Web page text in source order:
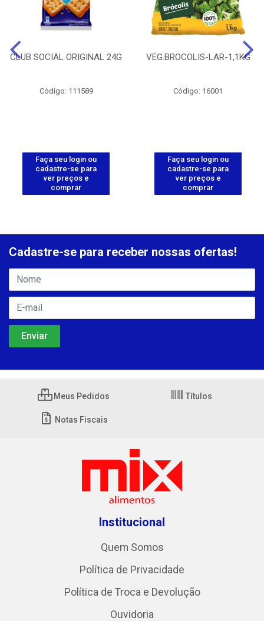
CLUB SOCIAL ORIGINAL 24G
Código: 111589
Faça seu login ou
cadastre-se para
ver preços e
comprar
VEG.BROCOLIS-LAR-1,1KG
Código: 16001
Faça seu login ou
cadastre-se para
ver preços e
comprar
Cadastre-se para receber nossas ofertas!
Meus Pedidos Títulos
Notas Fiscais
Institucional
Quem Somos
Política de Privacidade
Política de Troca e Devolução
Ouvidoria